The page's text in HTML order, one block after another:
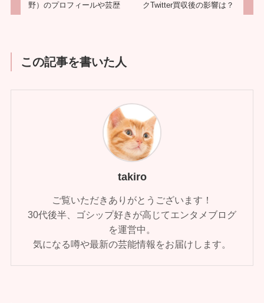
野）のプロフィールや芸歴
クTwitter買収後の影響は？
この記事を書いた人
takiro
ご覧いただきありがとうございます！
30代後半、ゴシップ好きが高じてエンタメブログ
を運営中。
気になる噂や最新の芸能情報をお届けします。